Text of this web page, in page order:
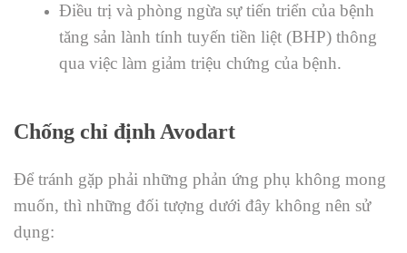
Điều trị và phòng ngừa sự tiến triển của bệnh
tăng sản lành tính tuyến tiền liệt (BHP) thông
qua việc làm giảm triệu chứng của bệnh.
Chống chỉ định Avodart
Để tránh gặp phải những phản ứng phụ không mong
muốn, thì những đối tượng dưới đây không nên sử
dụng: